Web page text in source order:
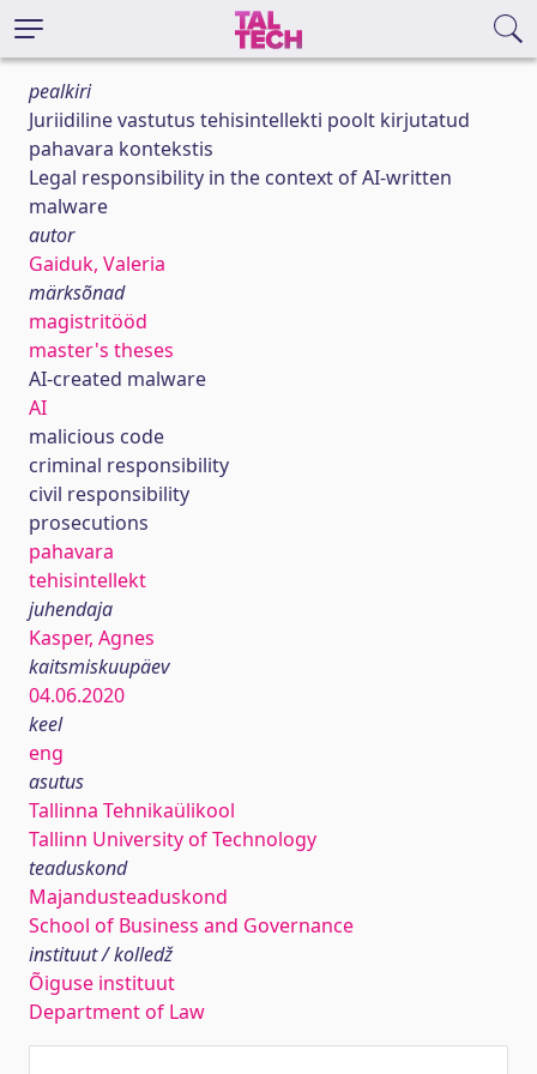
pealkiri
Juriidiline vastutus tehisintellekti poolt kirjutatud
pahavara kontekstis
Legal responsibility in the context of AI-written
malware
autor
Gaiduk, Valeria
märksõnad
magistritööd
master's theses
AI-created malware
AI
malicious code
criminal responsibility
civil responsibility
prosecutions
pahavara
tehisintellekt
juhendaja
Kasper, Agnes
kaitsmiskuupäev
04.06.2020
keel
eng
asutus
Tallinna Tehnikaülikool
Tallinn University of Technology
teaduskond
Majandusteaduskond
School of Business and Governance
instituut / kolledž
Õiguse instituut
Department of Law